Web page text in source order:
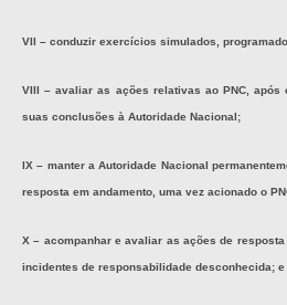
VII – conduzir exercícios simulados,
VIII – avaliar as ações relativas ao PNC, após
suas conclusões à Autoridade Nacional;
IX – manter a Autoridade Nacional
resposta em andamento, uma vez acionado o
X – acompanhar e avaliar as ações de
incidentes de responsabilidade desconhecida; e